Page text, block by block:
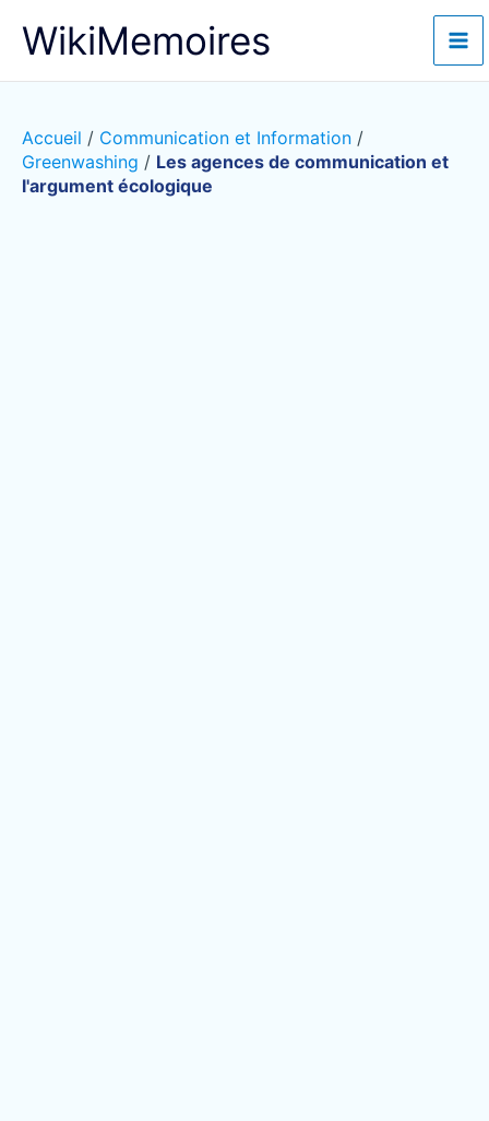
WikiMemoires
Accueil / Communication et Information /
Greenwashing / Les agences de communication et
l'argument écologique